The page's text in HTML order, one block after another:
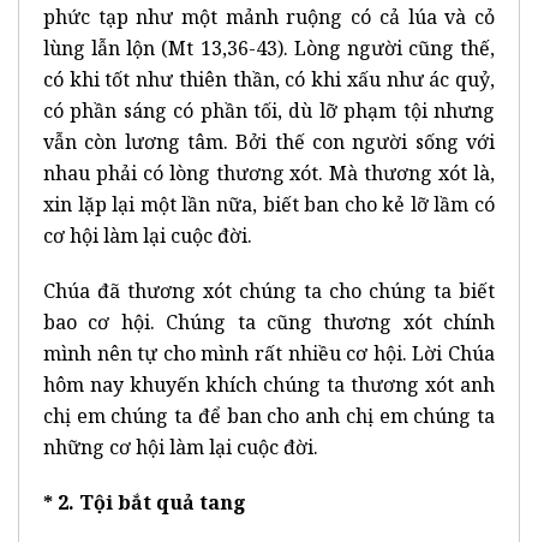
phức tạp như một mảnh ruộng có cả lúa và cỏ
lùng lẫn lộn (Mt 13,36-43). Lòng người cũng thế,
có khi tốt như thiên thần, có khi xấu như ác quỷ,
có phần sáng có phần tối, dù lỡ phạm tội nhưng
vẫn còn lương tâm. Bởi thế con người sống với
nhau phải có lòng thương xót. Mà thương xót là,
xin lặp lại một lần nữa, biết ban cho kẻ lỡ lầm có
cơ hội làm lại cuộc đời.
Chúa đã thương xót chúng ta cho chúng ta biết
bao cơ hội. Chúng ta cũng thương xót chính
mình nên tự cho mình rất nhiều cơ hội. Lời Chúa
hôm nay khuyến khích chúng ta thương xót anh
chị em chúng ta để ban cho anh chị em chúng ta
những cơ hội làm lại cuộc đời.
* 2. Tội bắt quả tang